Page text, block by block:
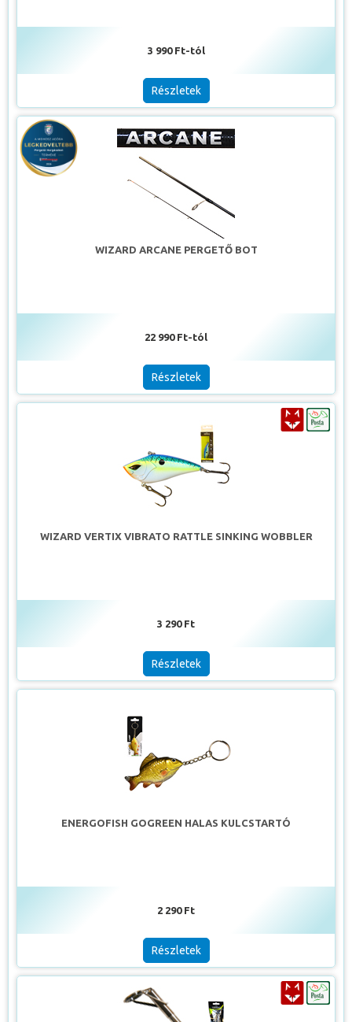
3 990 Ft-tól
Részletek
WIZARD ARCANE PERGETŐ BOT
22 990 Ft-tól
Részletek
WIZARD VERTIX VIBRATO RATTLE SINKING WOBBLER
3 290 Ft
Részletek
ENERGOFISH GOGREEN HALAS KULCSTARTÓ
2 290 Ft
Részletek